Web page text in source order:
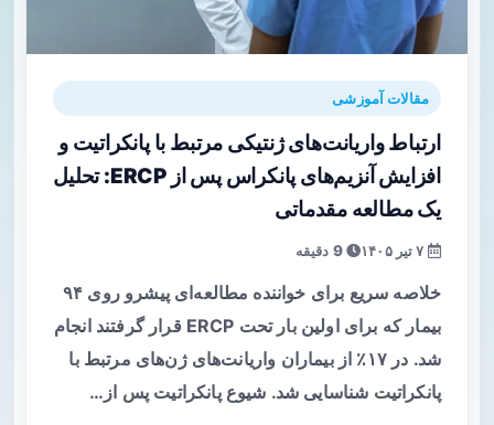
مقالات آموزشی
ارتباط واریانت‌های ژنتیکی مرتبط با پانکراتیت و
افزایش آنزیم‌های پانکراس پس از ERCP: تحلیل
یک مطالعه مقدماتی
9 دقیقه
خلاصه سریع برای خواننده مطالعه‌ای پیشرو روی ۹۴
بیمار که برای اولین بار تحت ERCP قرار گرفتند انجام
شد. در ۱۷٪ از بیماران واریانت‌های ژن‌های مرتبط با
پانکراتیت شناسایی شد. شیوع پانکراتیت پس از…